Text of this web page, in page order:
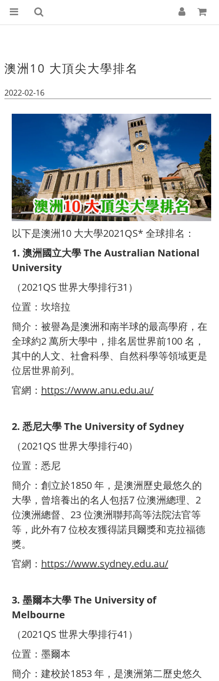
澳洲10 大頂尖大學排名
2022-02-16
以下是澳洲10 大大學2021QS* 全球排名：
1. 澳洲國立大學 The Australian National
University
（2021QS 世界大學排行31）
位置：坎培拉
簡介：被譽為是澳洲和南半球的最高學府，在
全球約2 萬所大學中，排名居世界前100 名，
其中的人文、社會科學、自然科學等領域更是
位居世界前列。
官網： https://www.anu.edu.au/
2. 悉尼大學 The University of Sydney
（2021QS 世界大學排行40）
位置：悉尼
簡介：創立於1850 年，是澳洲歷史最悠久的
大學，曾培養出的名人包括7 位澳洲總理、2
位澳洲總督、23 位澳洲聯邦高等法院法官等
等，此外有7 位校友獲得諾貝爾獎和克拉福德
獎。
官網： https://www.sydney.edu.au/
3. 墨爾本大學 The University of
Melbourne
（2021QS 世界大學排行41）
位置：墨爾本
簡介：建校於1853 年，是澳洲第二歷史悠久